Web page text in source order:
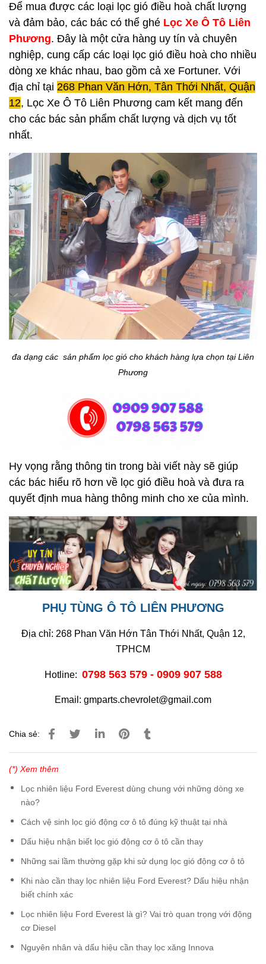
Để mua được các loại lọc gió điều hoà chất lượng
và đảm bảo, các bác có thể ghé Lọc Xe Ô Tô Liên
Phương. Đây là một cửa hàng uy tín và chuyên
nghiệp, cung cấp các loại lọc gió điều hoà cho nhiều
dòng xe khác nhau, bao gồm cả xe Fortuner. Với
địa chỉ tại 268 Phan Văn Hớn, Tân Thới Nhất, Quận
12, Lọc Xe Ô Tô Liên Phương cam kết mang đến
cho các bác sản phẩm chất lượng và dịch vụ tốt
nhất.
đa dạng các sản phẩm lọc gió cho khách hàng lựa chọn tại Liên
Phương
Hy vọng rằng thông tin trong bài viết này sẽ giúp
các bác hiểu rõ hơn về lọc gió điều hoà và đưa ra
quyết định mua hàng thông minh cho xe của mình.
PHỤ TÙNG Ô TÔ LIÊN PHƯƠNG
Địa chỉ: 268 Phan Văn Hớn Tân Thới Nhất, Quận 12,
TPHCM
Hotline: 0798 563 579 - 0909 907 588
Email: gmparts.chevrolet@gmail.com
Chia sẻ:
(*) Xem thêm
Lọc nhiên liệu Ford Everest dùng chung với những dòng xe
nào?
Cách vệ sinh lọc gió động cơ ô tô đúng kỹ thuật tại nhà
Dấu hiệu nhận biết lọc gió động cơ ô tô cần thay
Những sai lầm thường gặp khi sử dụng lọc gió động cơ ô tô
Khi nào cần thay lọc nhiên liệu Ford Everest? Dấu hiệu nhận
biết chính xác
Lọc nhiên liệu Ford Everest là gì? Vai trò quan trọng với động
cơ Diesel
Nguyên nhân và dấu hiệu cần thay lọc xăng Innova